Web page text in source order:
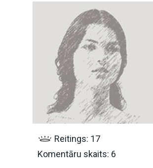
Reitings: 17
Komentāru skaits: 6